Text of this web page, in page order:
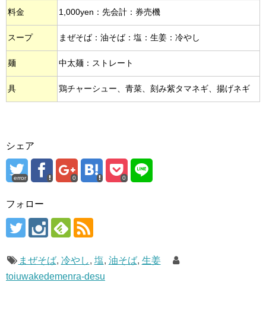
料金 1,000yen：先会計：券売機
スープ まぜそば：油そば：塩：生姜：冷やし
麺 中太麺：ストレート
具 鶏チャーシュー、青菜、刻み紫タマネギ、揚げネギ
シェア
error 0 0
フォロー
まぜそば, 冷やし, 塩, 油そば, 生姜
toiuwakedemenra-desu